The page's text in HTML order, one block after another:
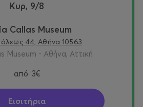
Κυρ, 9/8
Callas Museum
44, Αθήνα 10563
Museum - Αθήνα, Αττική
από 3€
Εισιτήρια